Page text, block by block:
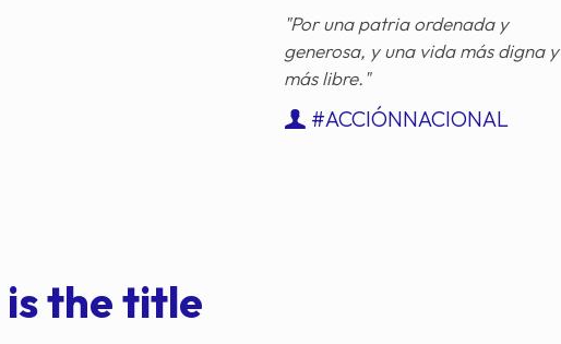
"Por una patria ordenada y
generosa, y una vida más digna y
más libre."
#ACCIÓNNACIONAL
is the title